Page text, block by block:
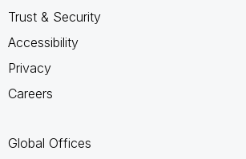
Trust & Security
Accessibility
Privacy
Careers
Global Offices